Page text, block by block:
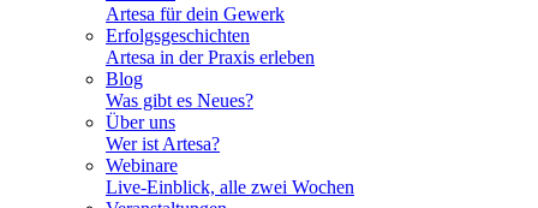
Artesa für dein Gewerk
Erfolgsgeschichten
Artesa in der Praxis erleben
Blog
Was gibt es Neues?
Über uns
Wer ist Artesa?
Webinare
Live-Einblick, alle zwei Wochen